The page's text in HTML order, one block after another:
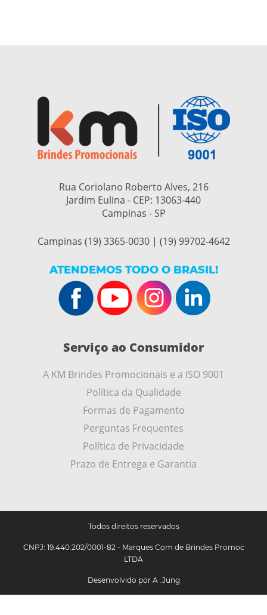
Rua Coriolano Roberto Alves, 216
Jardim Eulina - CEP: 13063-440
Campinas - SP
Campinas (19) 3365-0030 | (19) 99702-4642
ATENDEMOS TODO O BRASIL!
Serviço ao Consumidor
A KM Brindes Promocionais e a ISO 9001
Política da Qualidade
Formas de Pagamento
Perguntas Frequentes
Política de Privacidade
Prazo de Entrega e Garantia
Todos direitos reservados
CNPJ: 19.440.202/0001-82 - Marques Com de Brindes Promoc
LTDA
Desenvolvido por A .Jung